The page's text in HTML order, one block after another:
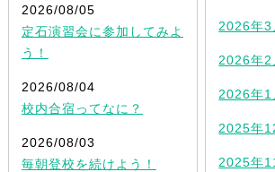
2026/08/05
定石演習会に参加してみよ
う！
2026/08/04
校内合宿ってなに？
2026/08/03
毎朝登校を続けよう！
2026年3
2026年2
2026年1
2025年
2025年